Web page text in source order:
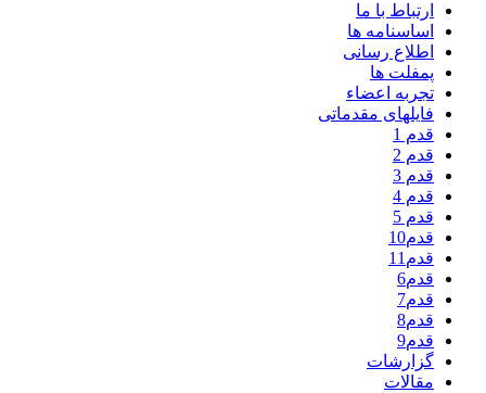
ارتباط با ما
اساسنامه ها
اطلاع رسانی
پمفلت ها
تجربه اعضاء
فایلهای مقدماتی
قدم 1
قدم 2
قدم 3
قدم 4
قدم 5
قدم10
قدم11
قدم6
قدم7
قدم8
قدم9
گزارشات
مقالات